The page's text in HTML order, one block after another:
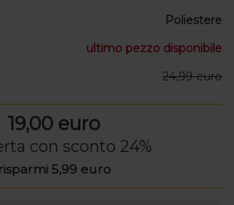
Poliestere
ultimo pezzo disponibile
24,99 euro
19,00 euro
con sconto 24%
risparmi 5,99 euro